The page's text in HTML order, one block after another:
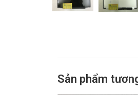
Sản phẩm